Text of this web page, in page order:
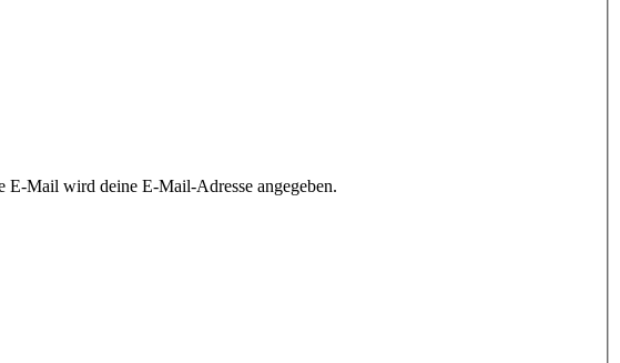
Mail wird deine E-Mail-Adresse angegeben.